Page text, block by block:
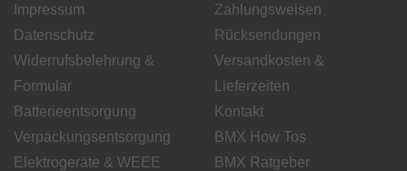
Impressum
Datenschutz
Widerrufsbelehrung &
Formular
Batterieentsorgung
Verpackungsentsorgung
Elektrogeräte & WEEE
Zahlungsweisen
Rücksendungen
Versandkosten &
Lieferzeiten
Kontakt
BMX How Tos
BMX Ratgeber